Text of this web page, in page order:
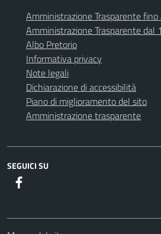
Amministrazione Trasparente
Amministrazione Trasparente
Albo Pretorio
Informativa privacy
Note legali
Dichiarazione di accessibilità
Piano di miglioramento del sito
Amministrazione trasparente
SEGUICI SU